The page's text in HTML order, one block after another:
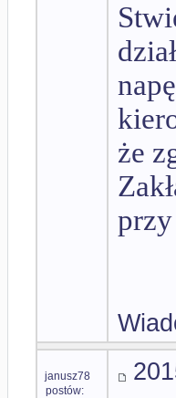
że
janusz78
postów: